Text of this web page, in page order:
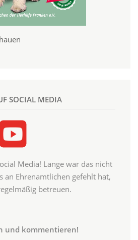
SOCIAL MEDIA
Media! Lange war das nicht
an Ehrenamtlichen gefehlt hat,
betreuen.
und kommentieren!